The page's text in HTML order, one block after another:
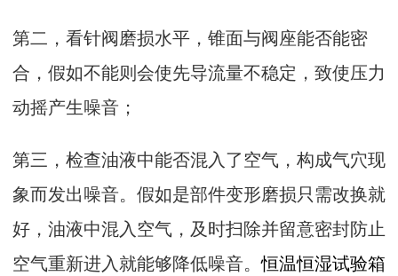
第二，看针阀磨损水平，锥面与阀座能否能密
合，假如不能则会使先导流量不稳定，致使压力
动摇产生噪音；
第三，检查油液中能否混入了空气，构成气穴现
象而发出噪音。假如是部件变形磨损只需改换就
好，油液中混入空气，及时扫除并留意密封防止
空气重新进入就能够降低噪音。恒温恒湿试验箱